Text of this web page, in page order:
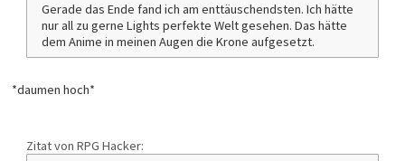
Gerade das Ende fand ich am enttäuschendsten. Ich hätte
nur all zu gerne Lights perfekte Welt gesehen. Das hätte
dem Anime in meinen Augen die Krone aufgesetzt.
*daumen hoch*
Zitat von RPG Hacker: